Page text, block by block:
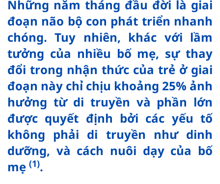
Những năm tháng đầu đời là giai
đoạn não bộ con phát triển nhanh
chóng. Tuy nhiên, khác với lầm
tưởng của nhiều bố mẹ, sự thay
đổi trong nhận thức của trẻ ở giai
đoạn này chỉ chịu khoảng 25% ảnh
hưởng từ di truyền và phần lớn
được quyết định bởi các yếu tố
không phải di truyền như dinh
dưỡng, và cách nuôi dạy của bố
mẹ (1).